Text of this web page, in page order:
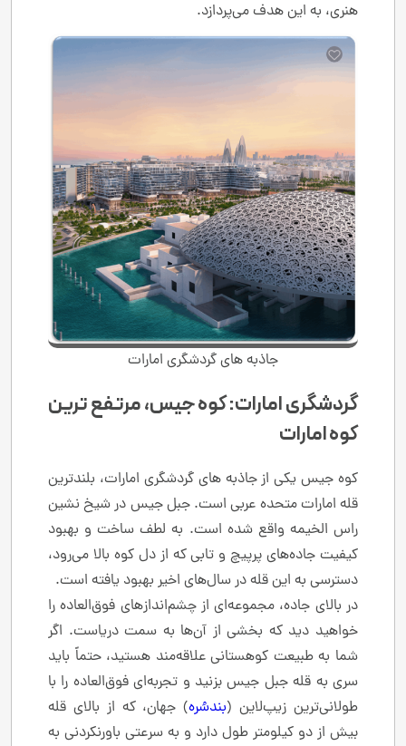
هنری، به این هدف می‌پردازد.
جاذبه های گردشگری امارات
گردشگری امارات: کوه جیس، مرتفع ترین
کوه امارات
کوه جیس یکی از جاذبه های گردشگری امارات، بلندترین
قله امارات متحده عربی است. جبل جیس در شیخ نشین
راس الخیمه واقع شده است. به لطف ساخت و بهبود
کیفیت جاده‌های پرپیچ و تابی که از دل کوه بالا می‌رود،
دسترسی به این قله در سال‌های اخیر بهبود یافته است.
در بالای جاده، مجموعه‌ای از چشم‌اندازهای فوق‌العاده را
خواهید دید که بخشی از آن‌ها به سمت دریاست. اگر
شما به طبیعت کوهستانی علاقه‌مند هستید، حتماً باید
سری به قله جبل جیس بزنید و تجربه‌ای فوق‌العاده را با
طولانی‌ترین زیپ‌لاین (بندسُره) جهان، که از بالای قله
بیش از دو کیلومتر طول دارد و به سرعتی باورنکردنی به